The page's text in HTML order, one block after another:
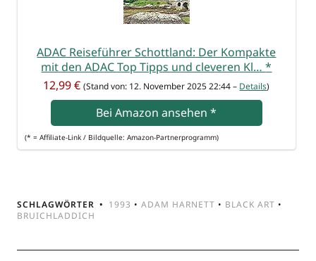
ADAC Rei­se­füh­rer Schott­land: Der Kom­pak­te
mit den ADAC Top Tipps und cle­ve­ren Kl…*
12,99 € (Stand von: 12. Novem­ber 2025 22:44 – Details)
Bei Ama­zon anse­hen*
(* = Affi­lia­te-Link / Bild­quel­le: Amazon-Partnerprogramm)
SCHLAGWÖRTER 1993 • ADAM HARNETT • BLACK ART •
BRUICHLADDICH